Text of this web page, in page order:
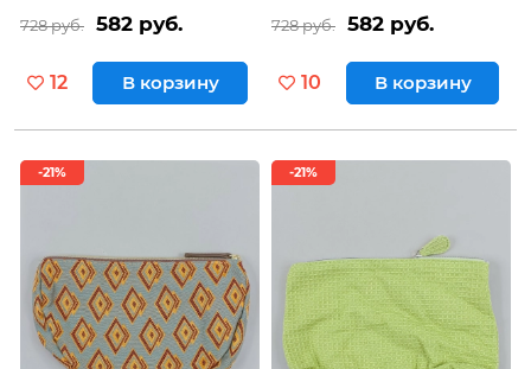
728 руб. 582 руб.
12 В корзину
728 руб. 582 руб.
10 В корзину
-21% -21%